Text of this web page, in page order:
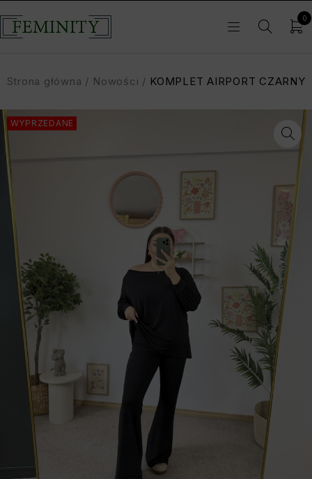
0
Strona główna / Nowości / KOMPLET AIRPORT CZARNY
WYPRZEDANE